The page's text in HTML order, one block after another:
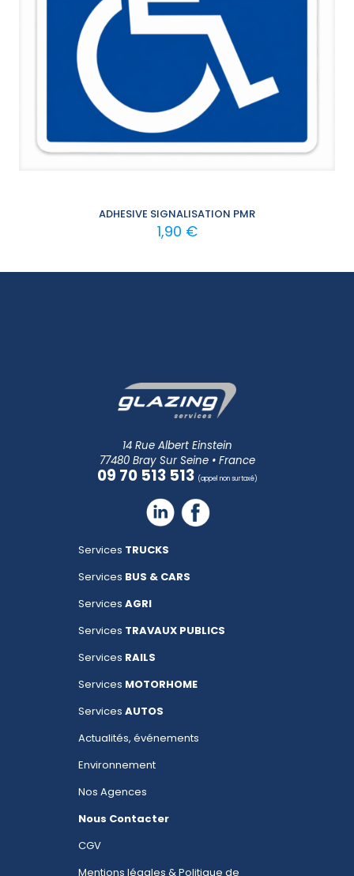
ADHESIVE SIGNALISATION PMR
1,90 €
14 Rue Albert Einstein
77480 Bray Sur Seine • France
09 70 513 513 (appel non surtaxé)
Services TRUCKS
Services BUS & CARS
Services AGRI
Services TRAVAUX PUBLICS
Services RAILS
Services MOTORHOME
Services AUTOS
Actualités, événements
Environnement
Nos Agences
Nous Contacter
CGV
Mentions légales & Politique de